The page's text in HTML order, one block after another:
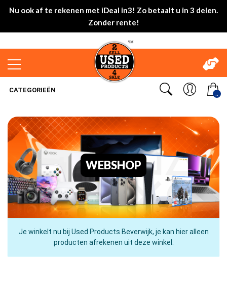
Nu ook af te rekenen met iDeal in3! Zo betaalt u in 3 delen.
Zonder rente!
..
CATEGORIEËN
WEBSHOP
Je winkelt nu bij Used Products Beverwijk, je kan hier alleen
producten afrekenen uit deze winkel.